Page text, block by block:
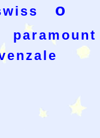
o
paramount